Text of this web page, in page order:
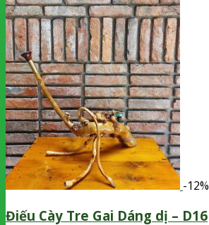
-12%
Điếu Cày Tre Gai Dáng dị – D16